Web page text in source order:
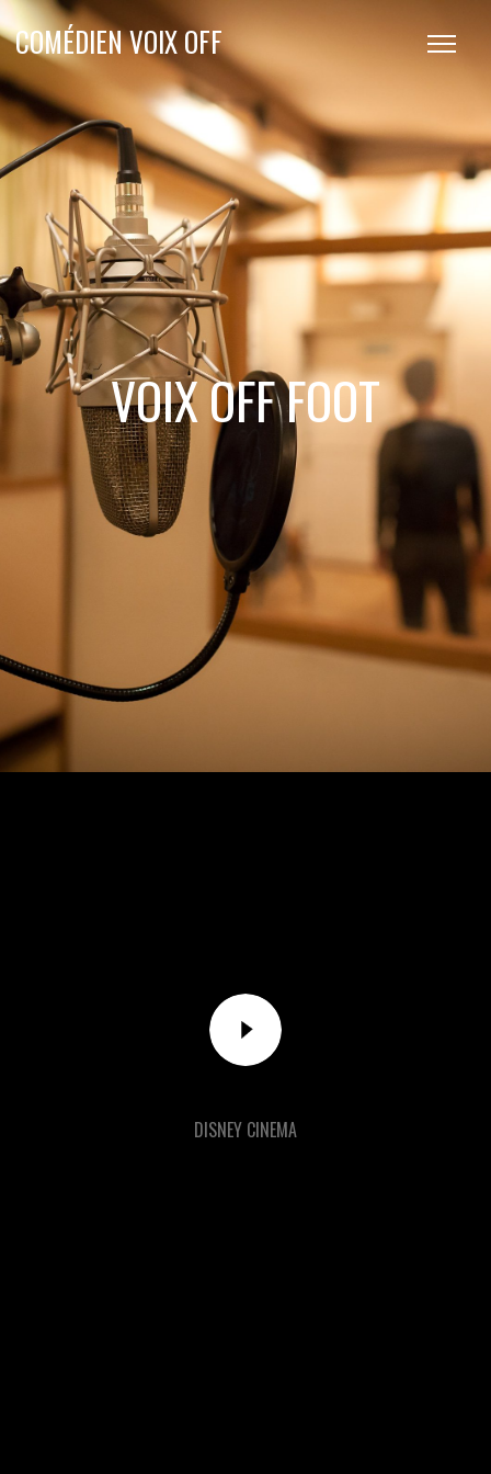
COMÉDIEN VOIX OFF
VOIX OFF FOOT
DISNEY CINEMA